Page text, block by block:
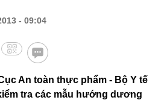
- 09:04
An toàn thực phẩm - Bộ Y tế
tra các mẫu hướng dương